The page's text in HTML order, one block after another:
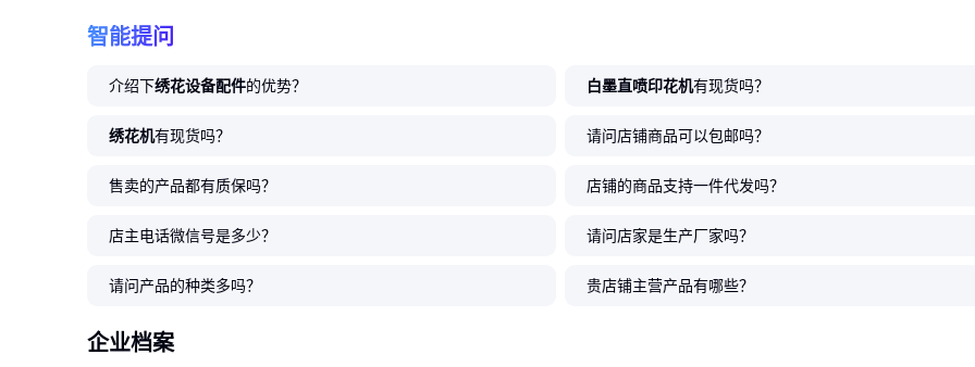
智能提问
介绍下绣花设备配件的优势？ 白墨直喷印花机有现货吗？
绣花机有现货吗？ 请问店铺商品可以包邮吗？
售卖的产品都有质保吗？ 店铺的商品支持一件代发吗？
店主电话微信号是多少？ 请问店家是生产厂家吗？
请问产品的种类多吗？ 贵店铺主营产品有哪些？
企业档案